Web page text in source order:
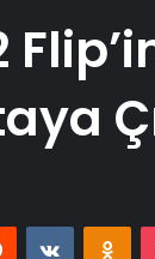
Reddit VKontakte